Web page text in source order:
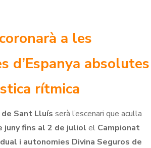
a les
d’Espanya absolutes
rítmica
Sant Lluís serà l’escenari que aculla
juny fins al 2 de juliol el Campionat
i autonomies Divina Seguros de